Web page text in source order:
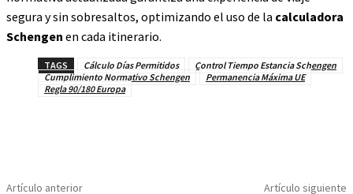
segura y sin sobresaltos, optimizando el uso de la calculadora
Schengen en cada itinerario.
TAGS Cálculo Días Permitidos
Control Tiempo Estancia Schengen
Cumplimiento Normativo Schengen
Permanencia Máxima UE
Regla 90/180 Europa
Artículo anterior Artículo siguiente